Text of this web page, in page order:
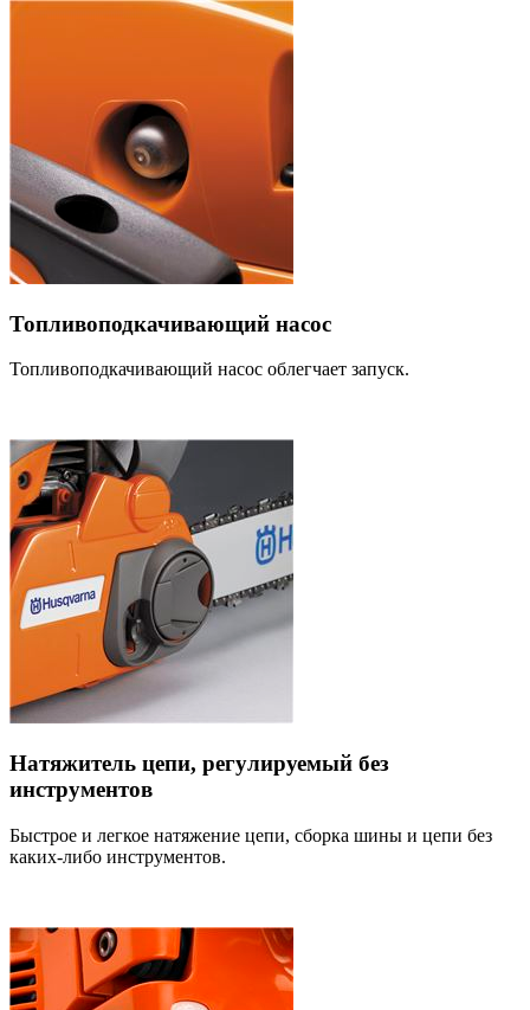
Топливоподкачивающий насос
Топливоподкачивающий насос облегчает запуск.
Натяжитель цепи, регулируемый без
инструментов
Быстрое и легкое натяжение цепи, сборка шины и цепи без
каких-либо инструментов.